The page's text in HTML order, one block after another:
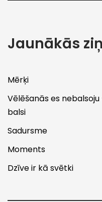
Jaunākās
Mērķi
Vēlēšanās es
balsi
Sadursme
Moments
Dzīve ir kā svētki